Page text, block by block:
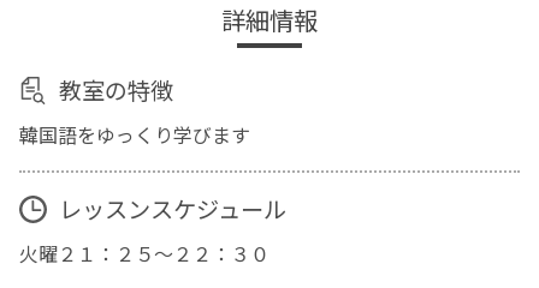
詳細情報
教室の特徴
韓国語をゆっくり学びます
レッスンスケジュール
火曜２１：２５～２２：３０